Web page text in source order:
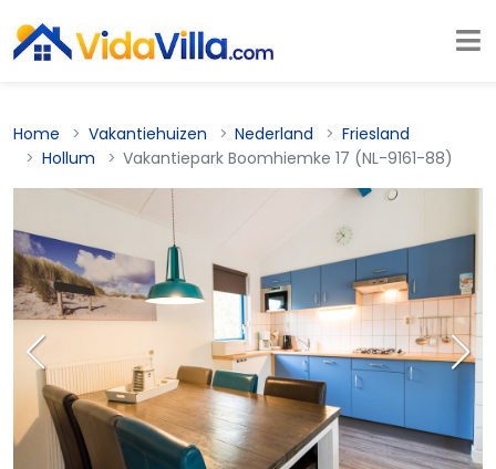
Home Vakantiehuizen Nederland
Friesland
Hollum
Vakantiepark Boomhiemke 17 (NL-9161-88)